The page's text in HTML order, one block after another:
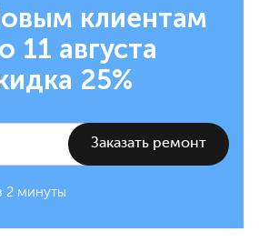
клиентам
11 августа
25%
2 минуты